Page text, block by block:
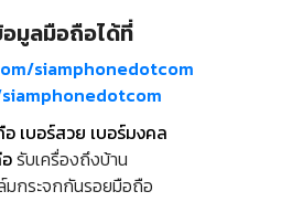
มูลมือถือได้ที่
siamphonedotcom
เบอร์สวย เบอร์มงคล
รับเครื่องถึงบ้าน
กระจกกันรอยมือถือ